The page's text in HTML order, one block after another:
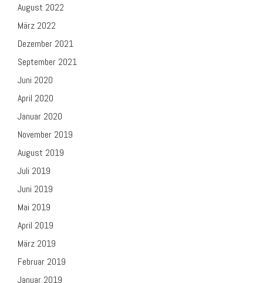
August 2022
März 2022
Dezember 2021
September 2021
Juni 2020
April 2020
Januar 2020
November 2019
August 2019
Juli 2019
Juni 2019
Mai 2019
April 2019
März 2019
Februar 2019
Januar 2019